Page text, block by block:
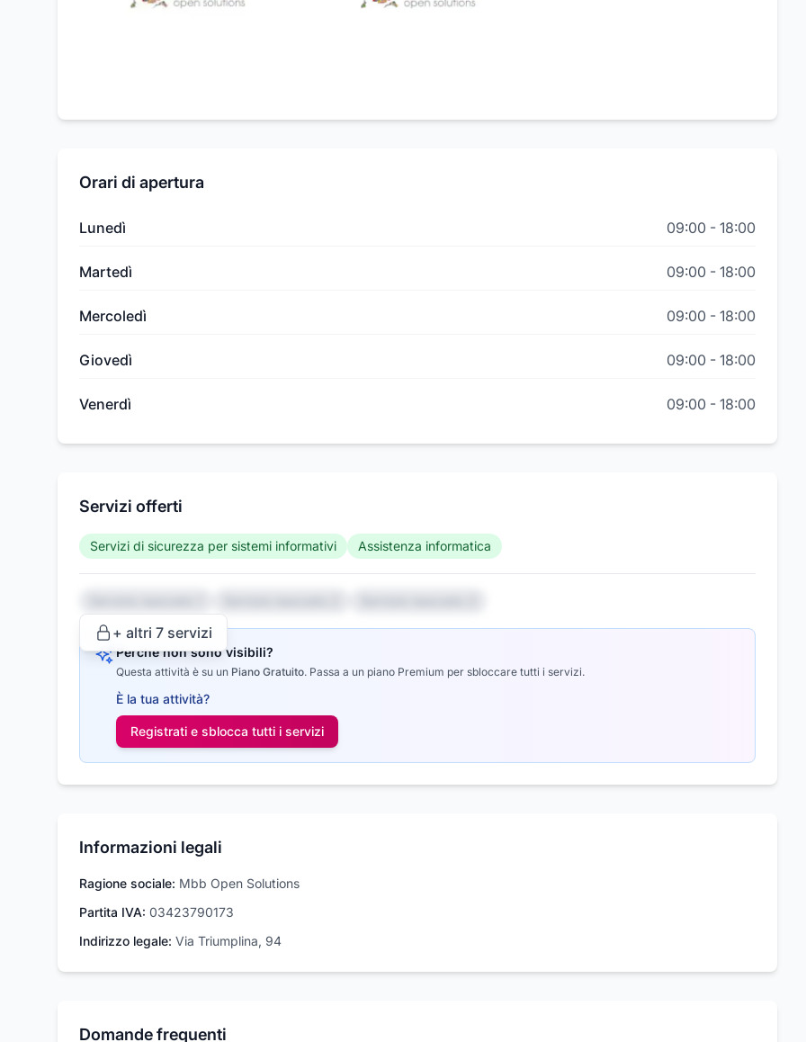
Orari di apertura
Lunedì 09:00 - 18:00
Martedì 09:00 - 18:00
Mercoledì 09:00 - 18:00
Giovedì 09:00 - 18:00
Venerdì 09:00 - 18:00
Servizi offerti
Servizi di sicurezza per sistemi informativi Assistenza informatica
+ altri 7 servizi
Perché non sono visibili?
Questa attività è su un Piano Gratuito. Passa a un piano Premium per sbloccare tutti i servizi.
È la tua attività?
Registrati e sblocca tutti i servizi
Informazioni legali
Ragione sociale: Mbb Open Solutions
Partita IVA: 03423790173
Indirizzo legale: Via Triumplina, 94
Domande frequenti